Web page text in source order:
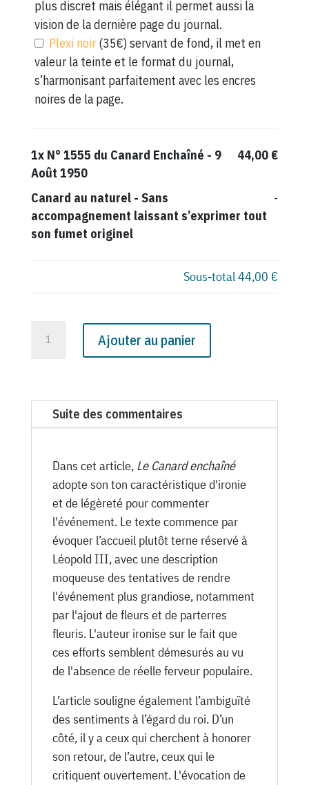
plus discret mais élégant il permet aussi la
vision de la dernière page du journal.
Plexi noir (35€) servant de fond, il met en
valeur la teinte et le format du journal,
s’harmonisant parfaitement avec les encres
noires de la page.
1x N° 1555 du Canard Enchaîné - 9
Août 1950
44,00 €
Canard au naturel- Sans
accompagnement laissant s’exprimer tout
son fumet originel
-
Sous-total44,00 €
du
Canard
Août
1950
Ajouter au panier
Suite des commentaires
Dans cet article, Le Canard enchaîné
adopte son ton caractéristique d'ironie
et de légèreté pour commenter
l'événement. Le texte commence par
évoquer l’accueil plutôt terne réservé à
Léopold III, avec une description
moqueuse des tentatives de rendre
l'événement plus grandiose, notamment
par l'ajout de fleurs et de parterres
fleuris. L'auteur ironise sur le fait que
ces efforts semblent démesurés au vu
de l'absence de réelle ferveur populaire.
L’article souligne également l’ambiguïté
des sentiments à l’égard du roi. D’un
côté, il y a ceux qui cherchent à honorer
son retour, de l’autre, ceux qui le
critiquent ouvertement. L'évocation de